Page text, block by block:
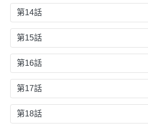
第14話
第15話
第16話
第17話
第18話